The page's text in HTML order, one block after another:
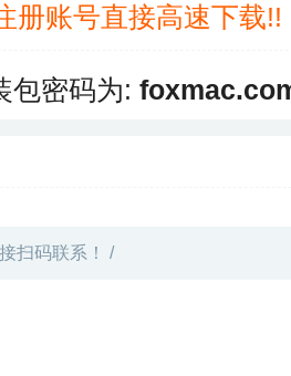
册账号直接高速下
包密码为:
扫码联系！ /